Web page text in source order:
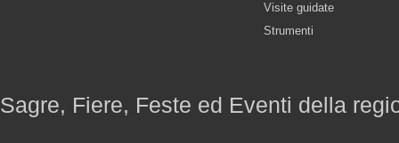
Visite guidate
Strumenti
Sagre, Fiere, Feste ed Eventi della